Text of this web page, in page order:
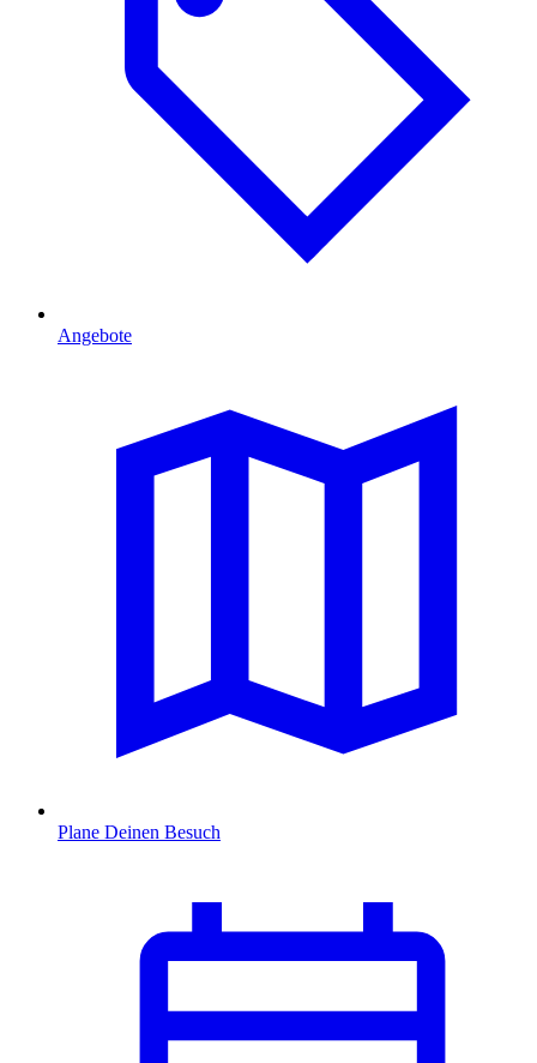
Angebote
Plane Deinen Besuch